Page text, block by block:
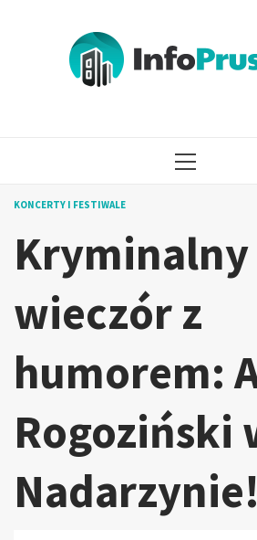
PRIMARY
KONCERTY I FESTIWALE
Kryminalny
wieczór z
humorem:
Rogoziński
Nadarzynie!